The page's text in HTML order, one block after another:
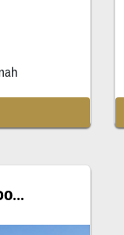
PUTRI MELANIE GONDO SUWITO